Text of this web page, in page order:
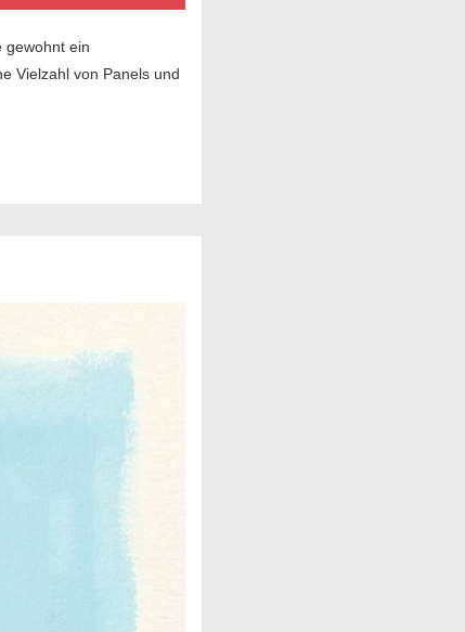
gewohnt ein
Vielzahl von Panels und